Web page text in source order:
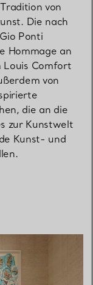
von
Die nach
Ponti
Hommage an
Louis Comfort
von
die an die
zur Kunstwelt
Kunst- und